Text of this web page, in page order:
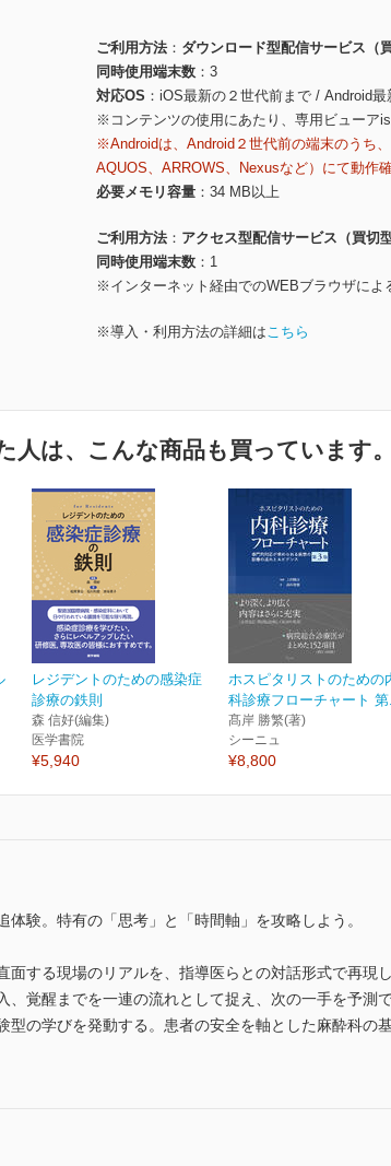
ご利用方法
ダウンロード型配信サービス（買
同時使用端末数
3
対応OS
iOS最新の２世代前まで / Android
※コンテンツの使用にあたり、専用ビューア
※Androidは、Android２世代前の端末のうち
AQUOS、ARROWS、Nexusなど）にて動作
必要メモリ容量
34 MB以上
ご利用方法
アクセス型配信サービス（買切型
同時使用端末数
1
※インターネット経由でのWEBブラウザによ
※導入・利用方法の詳細はこちら
人は、こんな商品も買っています。
レジデントのための感染症
診療の鉄則
森 信好(編集)
医学書院
¥5,940
ホスピタリストのための
科診療フローチャート
髙岸 勝繁(著)
シーニュ
¥8,800
体験。特有の「思考」と「時間軸」を攻略しよう。
面する現場のリアルを、指導医らとの対話形式で再現
、覚醒までを一連の流れとして捉え、次の一手を予測
型の学びを発動する。患者の安全を軸とした麻酔科